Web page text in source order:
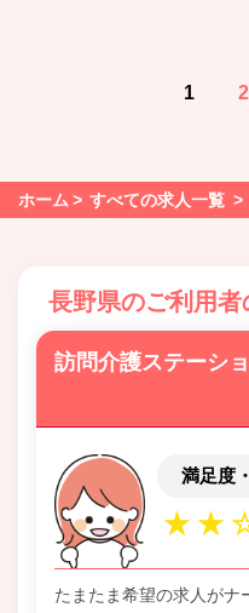
1 2
ホーム すべての求人一覧
長野県のご利用者
訪問介護ステーシ
満足度
たまたま希望の求人がナ